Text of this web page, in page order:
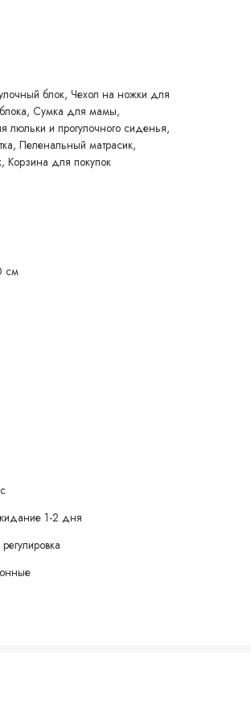
по высоте
блок, Чехол на ножки для
блока, Сумка для мамы,
и прогулочного сиденья,
Пеленальный матрасик,
Корзина для покупок
см
1-2 дня